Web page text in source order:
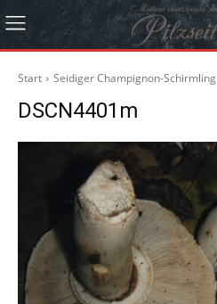
Start Seidiger Champignon-Schirmling
DSCN4401m